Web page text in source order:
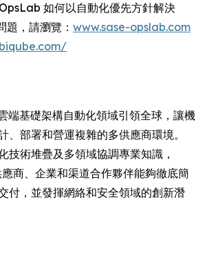
如何以自動化優先方針解決
題，請瀏覽： www.sase-opslab.com
端基礎架構自動化領域引領全球，讓機
、部署和營運複雜的多供應商環境。
技術堆疊及多領域協調專業知識，
商、企業和渠道合作夥伴能夠徹底簡
付，並發揮網絡和安全領域的創新潛